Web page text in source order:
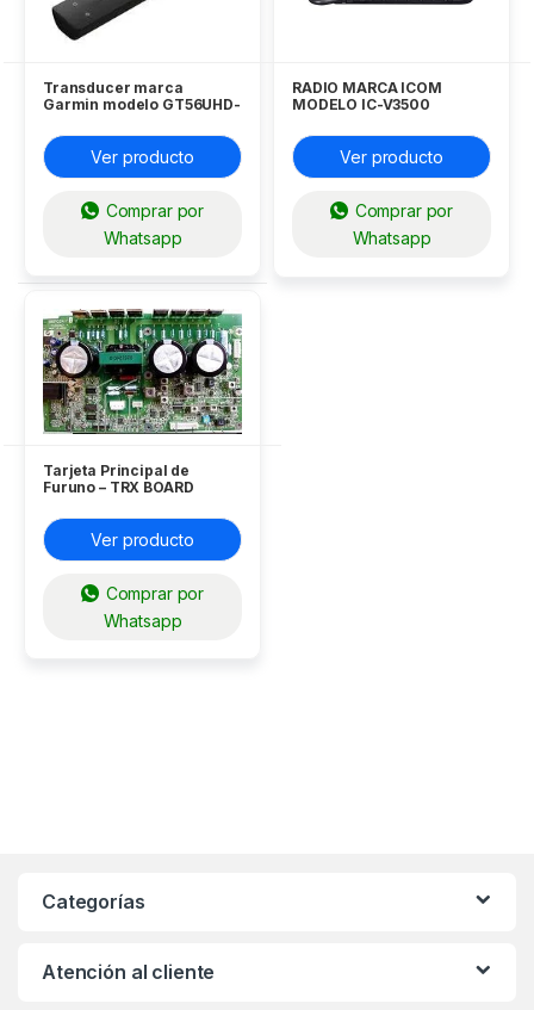
Transducer marca
Garmin modelo GT56UHD-
Ver producto
Comprar por
Whatsapp
RADIO MARCA ICOM
MODELO IC-V3500
Ver producto
Comprar por
Whatsapp
Tarjeta Principal de
Furuno – TRX BOARD
Ver producto
Comprar por
Whatsapp
Categorías
Atención al cliente